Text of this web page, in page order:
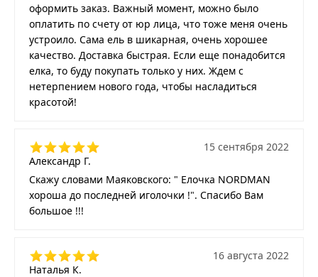
оформить заказ. Важный момент, можно было
оплатить по счету от юр лица, что тоже меня очень
устроило. Сама ель в шикарная, очень хорошее
качество. Доставка быстрая. Если еще понадобится
елка, то буду покупать только у них. Ждем с
нетерпением нового года, чтобы насладиться
красотой!
Александр Г.
15 сентября 2022
Скажу словами Маяковского: " Елочка NORDMAN
хороша до последней иголочки !". Спасибо Вам
большое !!!
Наталья К.
16 августа 2022